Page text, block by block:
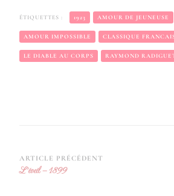
ÉTIQUETTES : 1923 AMOUR DE JEUNEUSE
AMOUR IMPOSSIBLE CLASSIQUE
LE DIABLE AU CORPS RAYMOND
Navigation
d’article
ARTICLE PRÉCÉDENT
L’éveil – 1899